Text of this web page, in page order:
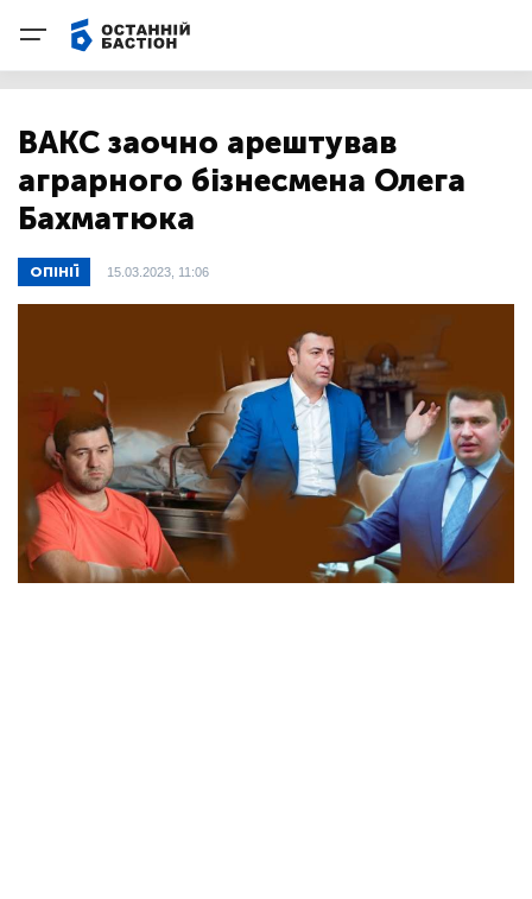
ВАКС заочно арештував
аграрного бізнесмена Олега
Бахматюка
ОПІНІЇ 15.03.2023, 11:06